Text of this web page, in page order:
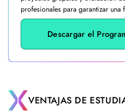
profesionales para garantizar una
Descargar el
VENTAJAS DE